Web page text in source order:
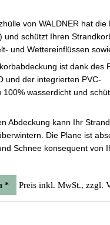
von WALDNER hat
und schützt Ihren
und Wettereinflüssen
ist dank des
und der integrierten PVC-
100% wasserdicht und
Abdeckung kann Ihr
Die Plane ist
Schnee konsequent von
* Preis inkl. MwSt., zzgl.